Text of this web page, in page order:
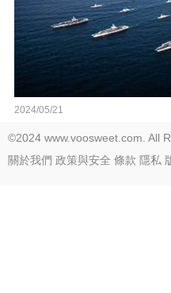
2024/05/21
©2024 www.voosweet.com. All
關於我們 政策與安全 條款 隱私